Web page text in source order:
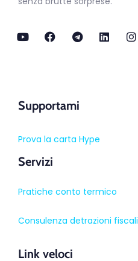
Supportami
Prova la carta Hype
Servizi
Pratiche conto termico
Consulenza detrazioni fiscali
Link veloci